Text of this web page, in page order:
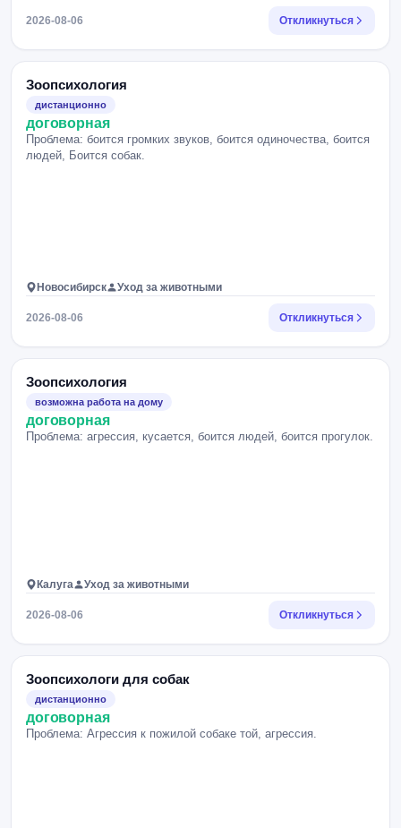
2026-08-06 Откликнуться
Зоопсихология
дистанционно
договорная
Проблема: боится громких звуков, боится одиночества, боится
людей, Боится собак.
Новосибирск Уход за животными
2026-08-06 Откликнуться
Зоопсихология
возможна работа на дому
договорная
Проблема: агрессия, кусается, боится людей, боится прогулок.
Калуга Уход за животными
2026-08-06 Откликнуться
Зоопсихологи для собак
дистанционно
договорная
Проблема: Агрессия к пожилой собаке той, агрессия.